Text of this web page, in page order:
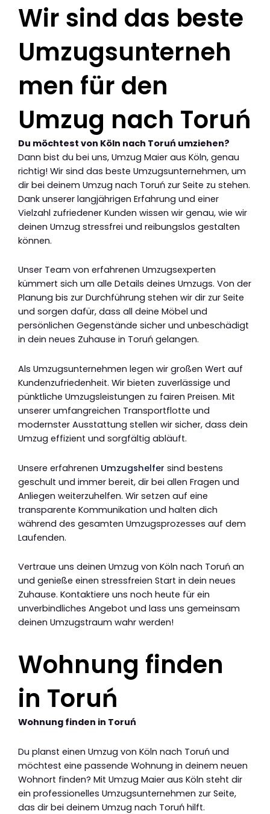
Wir sind das beste
Umzugsunterneh
men für den
Umzug nach Toruń
Du möchtest von Köln nach Toruń umziehen?
Dann bist du bei uns, Umzug Maier aus Köln, genau
richtig! Wir sind das beste Umzugsunternehmen, um
dir bei deinem Umzug nach Toruń zur Seite zu stehen.
Dank unserer langjährigen Erfahrung und einer
Vielzahl zufriedener Kunden wissen wir genau, wie wir
deinen Umzug stressfrei und reibungslos gestalten
können.
Unser Team von erfahrenen Umzugsexperten
kümmert sich um alle Details deines Umzugs. Von der
Planung bis zur Durchführung stehen wir dir zur Seite
und sorgen dafür, dass all deine Möbel und
persönlichen Gegenstände sicher und unbeschädigt
in dein neues Zuhause in Toruń gelangen.
Als Umzugsunternehmen legen wir großen Wert auf
Kundenzufriedenheit. Wir bieten zuverlässige und
pünktliche Umzugsleistungen zu fairen Preisen. Mit
unserer umfangreichen Transportflotte und
modernster Ausstattung stellen wir sicher, dass dein
Umzug effizient und sorgfältig abläuft.
Unsere erfahrenen Umzugshelfer sind bestens
geschult und immer bereit, dir bei allen Fragen und
Anliegen weiterzuhelfen. Wir setzen auf eine
transparente Kommunikation und halten dich
während des gesamten Umzugsprozesses auf dem
Laufenden.
Vertraue uns deinen Umzug von Köln nach Toruń an
und genieße einen stressfreien Start in dein neues
Zuhause. Kontaktiere uns noch heute für ein
unverbindliches Angebot und lass uns gemeinsam
deinen Umzugstraum wahr werden!
Wohnung finden
in Toruń
Wohnung finden in Toruń
Du planst einen Umzug von Köln nach Toruń und
möchtest eine passende Wohnung in deinem neuen
Wohnort finden? Mit Umzug Maier aus Köln steht dir
ein professionelles Umzugsunternehmen zur Seite,
das dir bei deinem Umzug nach Toruń hilft.